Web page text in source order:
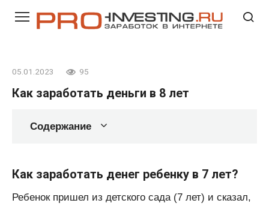
05.01.2023 95
Как заработать деньги в 8 лет
Содержание
Как заработать денег ребенку в 7 лет?
Ребенок пришел из детского сада (7 лет) и сказал,